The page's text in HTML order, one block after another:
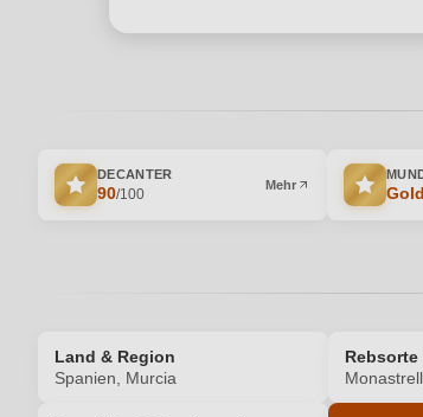
DECANTER
90/100
Mehr Gold
Land & Region
Spanien, Murcia
Rebsorte